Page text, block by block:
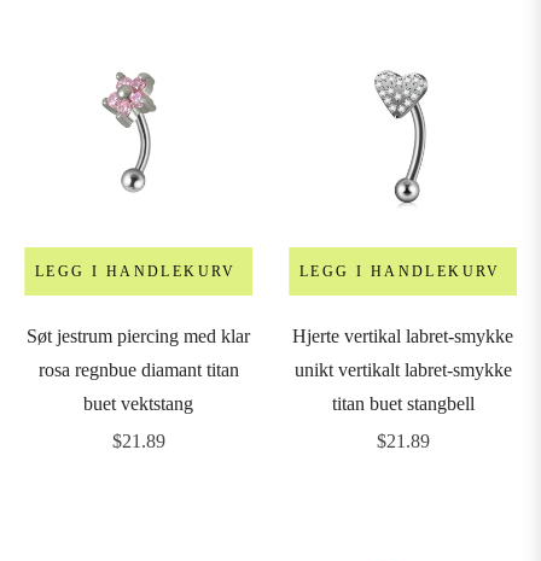
LEGG I HANDLEKURV
Søt jestrum piercing med klar
rosa regnbue diamant titan
buet vektstang
Vanlig
$21.89
LEGG I HANDLEKURV
Hjerte vertikal labret-smykke
unikt vertikalt labret-smykke
titan buet stangbell
Vanlig
$21.89